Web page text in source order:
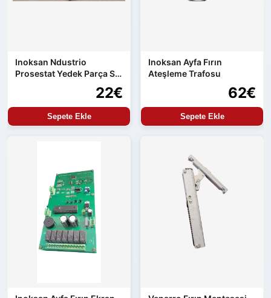
Inoksan Ndustrio
Prosestat Yedek Parça Su
22€
Sepete Ekle
Inoksan Ayfa Fırın
Ateşleme Trafosu
62€
Sepete Ekle